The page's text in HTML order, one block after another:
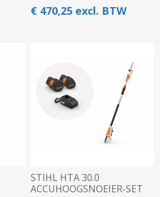
€ 470,25 excl. BTW
STIHL HTA 30.0
ACCUHOOGSNOEIER-SET